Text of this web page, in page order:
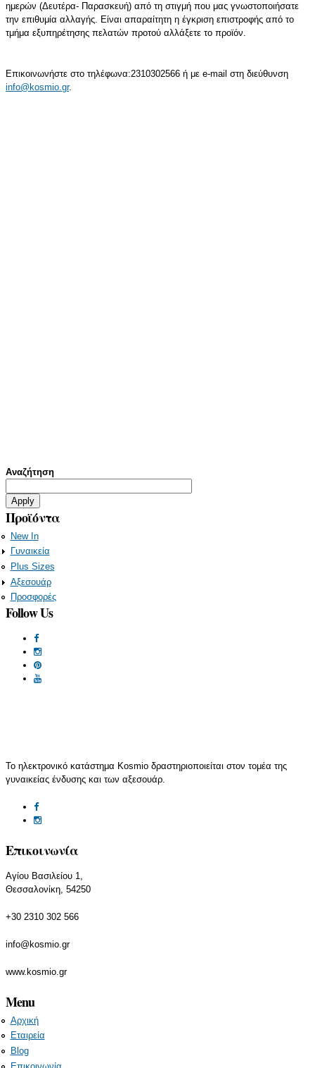
ημερών (Δευτέρα- Παρασκευή) από τη στιγμή που μας γνωστοποιήσατε
την επιθυμία αλλαγής. Είναι απαραίτητη η έγκριση επιστροφής από το
τμήμα εξυπηρέτησης πελατών προτού αλλάξετε το προϊόν.
Επικοινωνήστε στο τηλέφωνα:2310302566 ή με e-mail στη διεύθυνση
info@kosmio.gr.
Αναζήτηση
Προϊόντα
New In
Γυναικεία
Plus Sizes
Αξεσουάρ
Προσφορές
Follow Us
Το ηλεκτρονικό κατάστημα Kosmio δραστηριοποιείται στον τομέα της
γυναικείας ένδυσης και των αξεσουάρ.
Επικοινωνία
Αγίου Βασιλείου 1,
Θεσσαλονίκη, 54250
+30 2310 302 566
info@kosmio.gr
www.kosmio.gr
Menu
Αρχική
Εταιρεία
Blog